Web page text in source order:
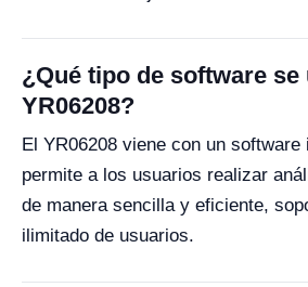
¿Qué tipo de software
YR06208?
El YR06208 viene con un software
permite a los usuarios realizar
de manera sencilla y eficiente,
ilimitado de usuarios.